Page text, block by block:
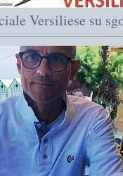
Versiliese su